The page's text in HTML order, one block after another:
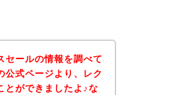
セールの情報を調べて
公式ページより、レク
とができましたよ♪な